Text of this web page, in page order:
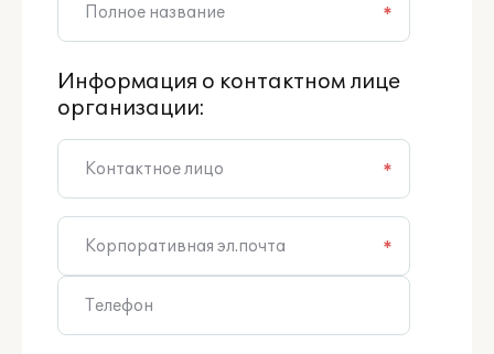
*
Информация о контактном лице
организации:
*
*